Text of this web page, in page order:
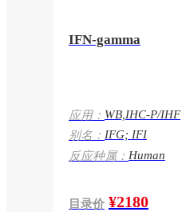
IFN-gamma
应用： WB,IHC-P/IHF
别名： IFG; IFI
反应种属： Human
目录价 ¥2180